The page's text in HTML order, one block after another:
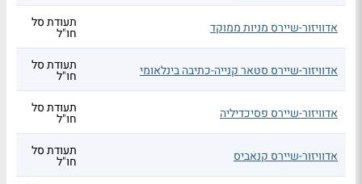
אדוויזור-שיירס מניות ממוקד תעודת סל
חו"ל
אדוויזור-שיירס סטאר קנייה-כתיבה בינלאומי תעודת סל
חו"ל
אדוויזור-שיירס פסיכדיליה תעודת סל
חו"ל
אדוויזור-שיירס קנאביס תעודת סל
חו"ל